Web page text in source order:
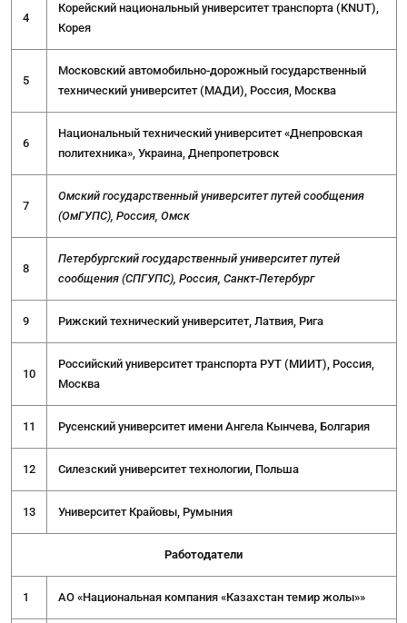
4
Корейский национальный университет транспорта (KNUT),
Корея
5
Московский автомобильно-дорожный государственный
технический университет (МАДИ), Россия, Москва
6
Национальный технический университет «Днепровская
политехника», Украина, Днепропетровск
7
Омский государственный университет путей сообщения
(ОмГУПС), Россия, Омск
8
Петербургский государственный университет путей
сообщения (СПГУПС), Россия, Санкт-Петербург
9 Рижский технический университет, Латвия, Рига
10
Российский университет транспорта РУТ (МИИТ), Россия,
Москва
11 Русенский университет имени Ангела Кынчева, Болгария
12 Силезский университет технологии, Польша
13 Университет Крайовы, Румыния
Работодатели
1 АО «Национальная компания «Казахстан темир жолы»»